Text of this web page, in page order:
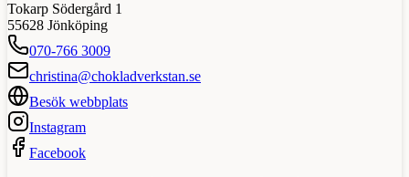
Tokarp Södergård 1
55628 Jönköping
070-766 3009
christina@chokladverkstan.se
Besök webbplats
Instagram
Facebook